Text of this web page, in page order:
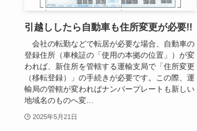
引越ししたら自動車も住所変更が必要!!
会社の転勤などで転居が必要な場合、自動車の
登録住所（車検証の「使用の本拠の位置」）が変
われば、新住所を管轄する運輸支局で「住所変更
（移転登録）」の手続きが必要です。この際、運
輸局の管轄が変わればナンバープレートも新しい
地域名のものへ変...
2025年5月21日